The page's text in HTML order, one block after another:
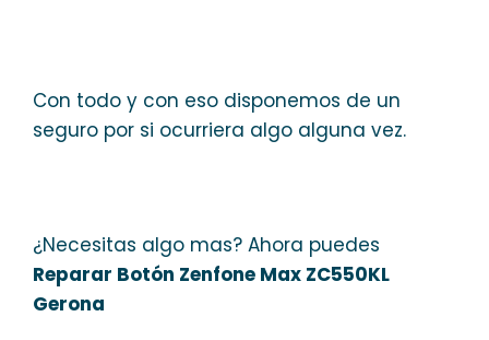
Con todo y con eso disponemos de un
seguro por si ocurriera algo alguna vez.
¿Necesitas algo mas? Ahora puedes
Reparar Botón Zenfone Max ZC550KL
Gerona